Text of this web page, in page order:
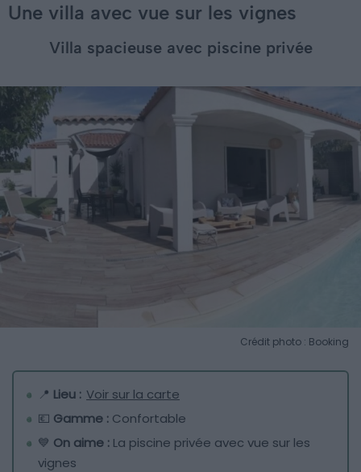
Une villa avec vue sur les vignes
Villa spacieuse avec piscine privée
Crédit photo : Booking
📍 Lieu : Voir sur la carte
💶 Gamme : Confortable
💙 On aime : La piscine privée avec vue sur les
vignes